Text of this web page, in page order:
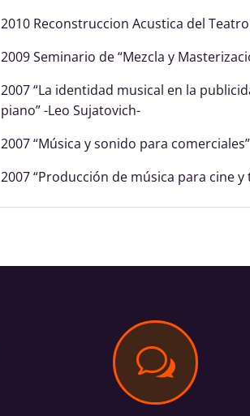
2010 Reconstruccion Acustica del
2009 Seminario de “Mezcla y
2007 “La identidad musical en la
piano” -Leo Sujatovich-
2007 “Música y sonido para comerciales”
2007 “Producción de música para cine
w